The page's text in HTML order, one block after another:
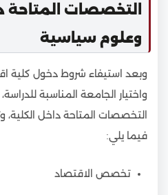
التخصصات المتاحة
وعلوم سياسية
وبعد استيفاء شروط دخول كلية
واختيار الجامعة المناسبة
التخصصات المتاحة داخل
فيما يلي:
تخصص الاقتصاد